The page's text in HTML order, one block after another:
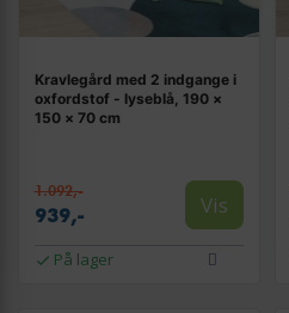
Kravlegård med 2 indgange i
oxfordstof - lyseblå, 190 ×
150 × 70 cm
1.092,-
939,- Vis
På lager